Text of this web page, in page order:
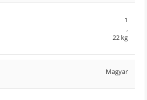
1
,
22 kg
Magyar